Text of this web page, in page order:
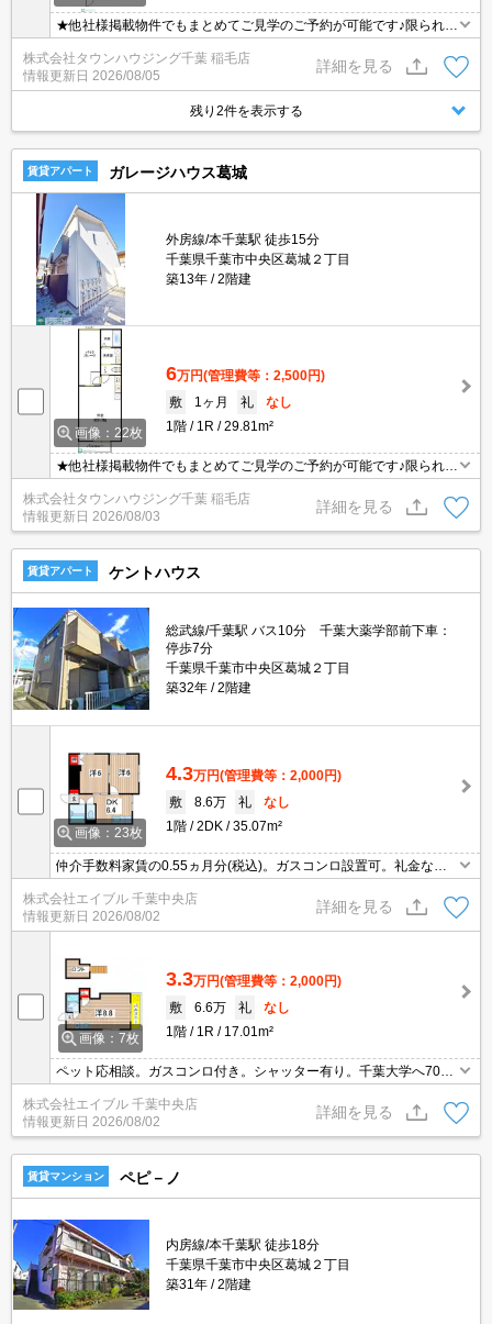
★他社様掲載物件でもまとめてご見学のご予約が可能です♪限られた
お時間の中で効率よくお部屋探しができるようにお手伝いさせてい
ただきます！お気軽にお問合せ下さい♪
株式会社タウンハウジング千葉 稲毛店
情報更新日 2026/08/05
詳細を見る
残り2件を表示する
賃貸アパート ガレージハウス葛城
外房線/本千葉駅 徒歩15分
千葉県千葉市中央区葛城２丁目
築13年
2階建
画像：22枚
6万円(管理費等：2,500円)
敷
1ヶ月 礼
なし
1階
1R 29.81m²
★他社様掲載物件でもまとめてご見学のご予約が可能です♪限られた
お時間の中で効率よくお部屋探しができるようにお手伝いさせてい
ただきます！お気軽にお問合せ下さい♪
株式会社タウンハウジング千葉 稲毛店
情報更新日 2026/08/03
詳細を見る
賃貸アパート ケントハウス
総武線/千葉駅 バス10分 千葉大薬学部前下車：
停歩7分
千葉県千葉市中央区葛城２丁目
築32年
2階建
画像：23枚
4.3万円(管理費等：2,000円)
敷
8.6万 礼
なし
1階
2DK 35.07m²
仲介手数料家賃の0.55ヵ月分(税込)。ガスコンロ設置可。礼金な
し。バス・トイレ別。新生活のスタートはここから。インターネッ
ト接続設備あり。地デジ対応。セブンイレブンへ800m。リブレ京
成へ900m。
株式会社エイブル 千葉中央店
情報更新日 2026/08/02
詳細を見る
画像：7枚
3.3万円(管理費等：2,000円)
敷
6.6万 礼
なし
1階
1R 17.01m²
ペット応相談。ガスコンロ付き。シャッター有り。千葉大学へ700
m。ローソンへ700m。セブンイレブンへ700m。図書館へ750m。
スーパーへ950m。ドラッグストアへ950m。病院へ950m。
株式会社エイブル 千葉中央店
情報更新日 2026/08/02
詳細を見る
賃貸マンション ペピ－ノ
内房線/本千葉駅 徒歩18分
千葉県千葉市中央区葛城２丁目
築31年
2階建